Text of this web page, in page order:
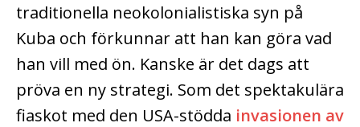
traditionella neokolonialistiska syn på
Kuba och förkunnar att han kan göra vad
han vill med ön. Kanske är det dags att
pröva en ny strategi. Som det spektakulära
fiaskot med den USA-stödda invasionen av